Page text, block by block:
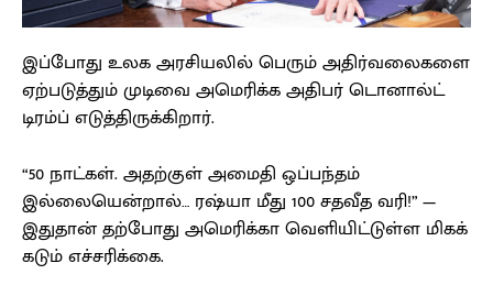
இப்போது உலக அரசியலில் பெரும் அதிர்வலைகளை
ஏற்படுத்தும் முடிவை அமெரிக்க அதிபர் டொனால்ட்
டிரம்ப் எடுத்திருக்கிறார்.
“50 நாட்கள். அதற்குள் அமைதி ஒப்பந்தம்
இல்லையென்றால்… ரஷ்யா மீது 100 சதவீத வரி!” —
இதுதான் தற்போது அமெரிக்கா வெளியிட்டுள்ள மிகக்
கடும் எச்சரிக்கை.